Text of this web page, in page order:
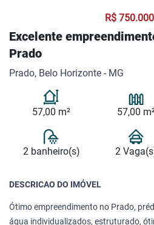
R$
Excelente
Prado
Prado, Belo Horizonte - MG
57,00 m² 57,00
2 banheiro(s) 2
DESCRICAO DO IMÓVEL
Ótimo empreendimento no Prado,
água individualizados, estruturado,